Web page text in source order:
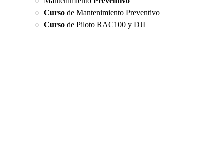
Curso de Mantenimiento Preventivo
Curso de Piloto RAC100 y DJI